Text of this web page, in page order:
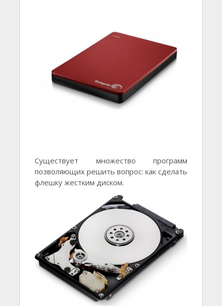
Существует множество программ
позволяющих решить вопрос: как сделать
флешку жестким диском.